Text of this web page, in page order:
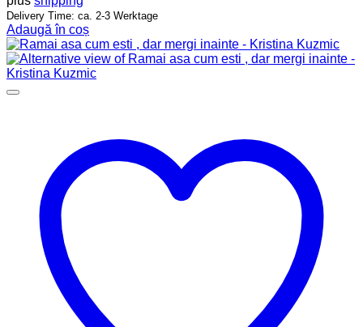
Delivery Time: ca. 2-3 Werktage
Adaugă în coș